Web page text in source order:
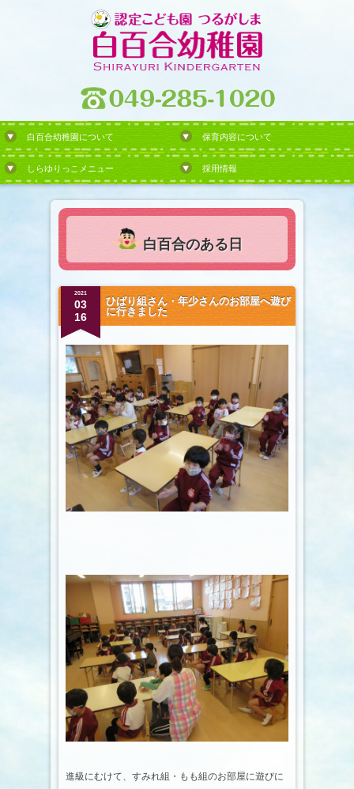
白百合幼稚園について 保育内容について
しらゆりっこメニュー 採用情報
白百合のある日
ひばり組さん・年少さんのお部屋へ遊び
に行きました
2021
03
16
進級にむけて、すみれ組・もも組のお部屋に遊びに